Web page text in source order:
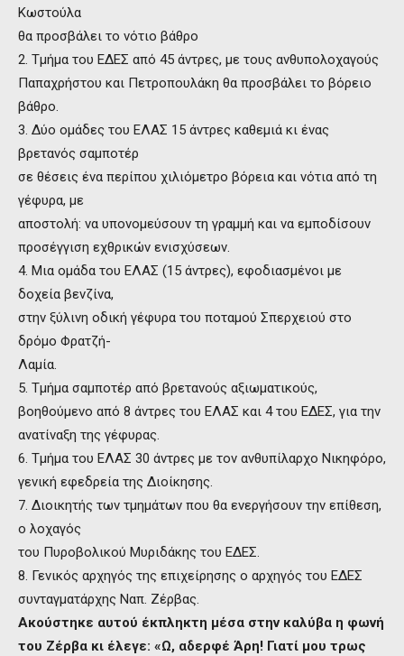
Κωστούλα
θα προσβάλει το νότιο βάθρο
2. Τμήμα του ΕΔΕΣ από 45 άντρες, με τους ανθυπολοχαγούς
Παπαχρήστου και Πετροπουλάκη θα προσβάλει το βόρειο
βάθρο.
3. Δύο ομάδες του ΕΛΑΣ 15 άντρες καθεμιά κι ένας
βρετανός σαμποτέρ
σε θέσεις ένα περίπου χιλιόμετρο βόρεια και νότια από τη
γέφυρα, με
αποστολή: να υπονομεύσουν τη γραμμή και να εμποδίσουν
προσέγγιση εχθρικών ενισχύσεων.
4. Μια ομάδα του ΕΛΑΣ (15 άντρες), εφοδιασμένοι με
δοχεία βενζίνα,
στην ξύλινη οδική γέφυρα του ποταμού Σπερχειού στο
δρόμο Φρατζή-
Λαμία.
5. Τμήμα σαμποτέρ από βρετανούς αξιωματικούς,
βοηθούμενο από 8 άντρες του ΕΛΑΣ και 4 του ΕΔΕΣ, για την
ανατίναξη της γέφυρας.
6. Τμήμα του ΕΛΑΣ 30 άντρες με τον ανθυπίλαρχο Νικηφόρο,
γενική εφεδρεία της Διοίκησης.
7. Διοικητής των τμημάτων που θα ενεργήσουν την επίθεση,
ο λοχαγός
του Πυροβολικού Μυριδάκης του ΕΔΕΣ.
8. Γενικός αρχηγός της επιχείρησης ο αρχηγός του ΕΔΕΣ
συνταγματάρχης Ναπ. Ζέρβας.
Ακούστηκε αυτού έκπληκτη μέσα στην καλύβα η φωνή
του Ζέρβα κι έλεγε: «Ω, αδερφέ Άρη! Γιατί μου τρως